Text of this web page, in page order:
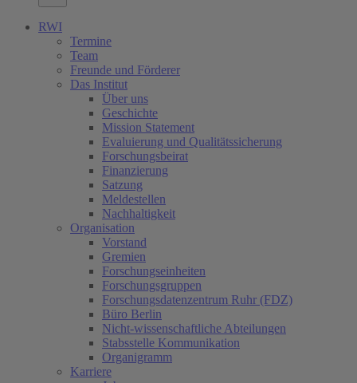
RWI
Termine
Team
Freunde und Förderer
Das Institut
Über uns
Geschichte
Mission Statement
Evaluierung und Qualitätssicherung
Forschungsbeirat
Finanzierung
Satzung
Meldestellen
Nachhaltigkeit
Organisation
Vorstand
Gremien
Forschungseinheiten
Forschungsgruppen
Forschungsdatenzentrum Ruhr (FDZ)
Büro Berlin
Nicht-wissenschaftliche Abteilungen
Stabsstelle Kommunikation
Organigramm
Karriere